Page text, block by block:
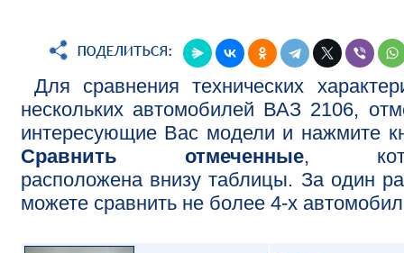
Для сравнения технических
нескольких автомобилей ВАЗ 2106,
интересующие Вас модели и нажмите
Сравнить отмеченные,
расположена внизу таблицы. За один
можете сравнить не более 4-х